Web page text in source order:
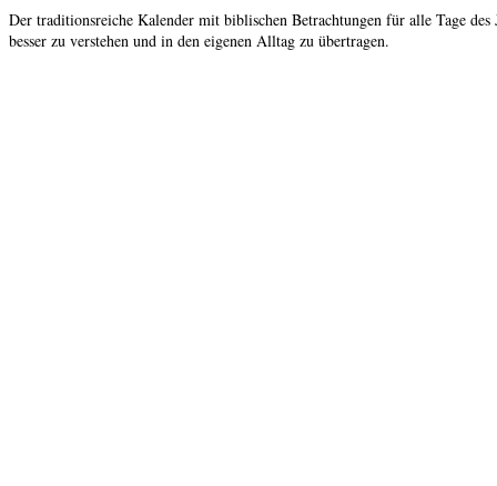
Der traditionsreiche Kalender mit biblischen Betrachtungen für alle Tage
besser zu verstehen und in den eigenen Alltag zu übertragen.